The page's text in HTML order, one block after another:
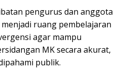
pengurus dan anggota
ruang pembelajaran
agar mampu
MK secara akurat,
publik.